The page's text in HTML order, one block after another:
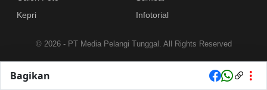
Bagikan
Kepri
Infotorial
© 2026 - PT Media Pelangi Tunggal. All Rights Reserved